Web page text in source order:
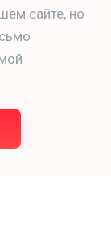
сайте, но